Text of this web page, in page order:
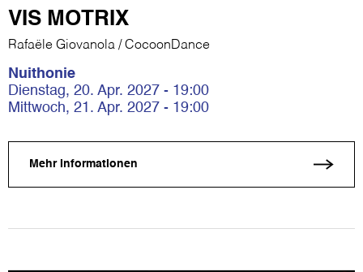
VIS MOTRIX
Rafaële Giovanola / CocoonDance
Nuithonie
Dienstag, 20. Apr. 2027 - 19:00
Mittwoch, 21. Apr. 2027 - 19:00
Mehr Informationen